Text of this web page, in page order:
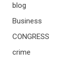
blog
Business
CONGRESS
crime